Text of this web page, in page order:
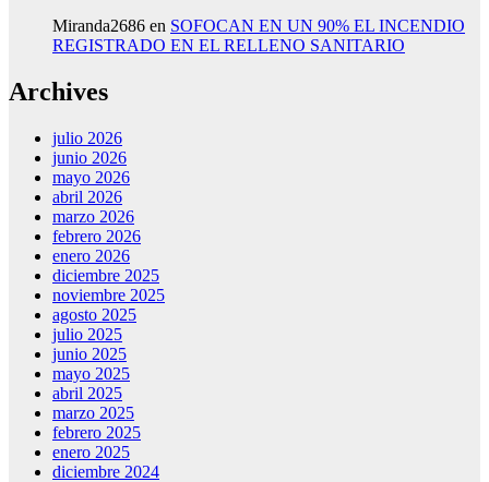
Miranda2686 en SOFOCAN EN UN 90% EL INCENDIO
REGISTRADO EN EL RELLENO SANITARIO
Archives
julio 2026
junio 2026
mayo 2026
abril 2026
marzo 2026
febrero 2026
enero 2026
diciembre 2025
noviembre 2025
agosto 2025
julio 2025
junio 2025
mayo 2025
abril 2025
marzo 2025
febrero 2025
enero 2025
diciembre 2024